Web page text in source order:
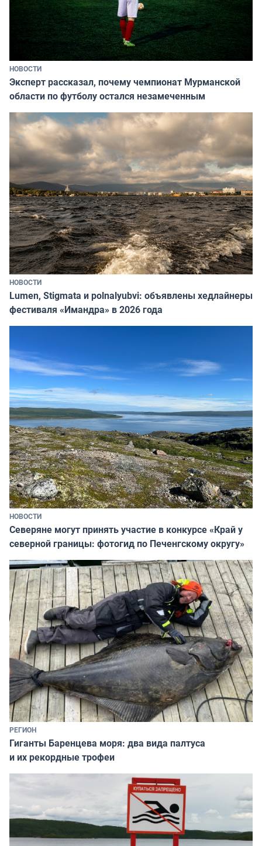
НОВОСТИ
Эксперт рассказал, почему чемпионат Мурманской
области по футболу остался незамеченным
НОВОСТИ
Lumen, Stigmata и polnalyubvi: объявлены хедлайнеры
фестиваля «Имандра» в 2026 года
НОВОСТИ
Северяне могут принять участие в конкурсе «Край у
северной границы: фотогид по Печенгскому округу»
РЕГИОН
Гиганты Баренцева моря: два вида палтуса
и их рекордные трофеи